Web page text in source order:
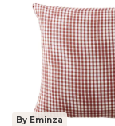
By Eminza